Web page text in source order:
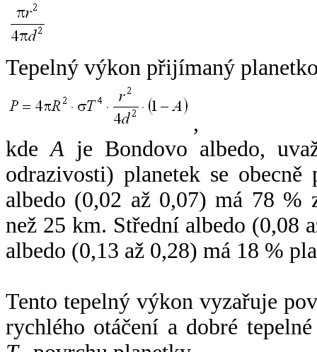
Tepelný výkon přijímaný
,
kdeA je Bondovo albedo,
odrazivosti) planetek se
albedo (0,02 až 0,07) má 78 %
než 25 km. Střední albedo (0,08
albedo (0,13 až 0,28) má 18 %
Tento tepelný výkon vyzařuje
rychlého otáčení a dobré